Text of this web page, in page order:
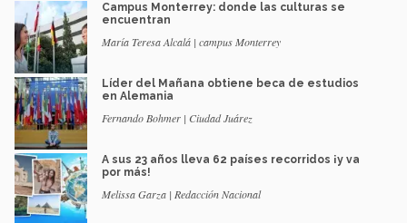
Campus Monterrey: donde las culturas se
encuentran
María Teresa Alcalá | campus Monterrey
Líder del Mañana obtiene beca de estudios
en Alemania
Fernando Bohmer | Ciudad Juárez
A sus 23 años lleva 62 países recorridos ¡y va
por más!
Melissa Garza | Redacción Nacional